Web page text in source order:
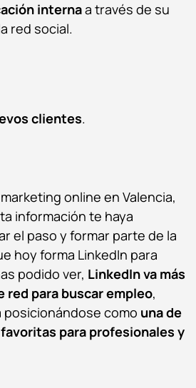
internaa través de su
red social.
clientes.
online en Valencia,
información te haya
el paso y formar parte de la
hoy forma LinkedIn para
podido ver, LinkedIn va más
red para buscar empleo,
como una de
para profesionales y